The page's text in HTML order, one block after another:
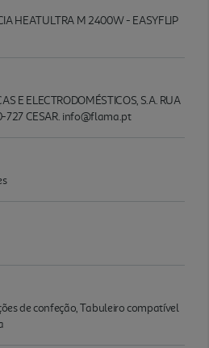
HEATULTRA M 2400W - EASYFLIP
E ELECTRODOMÉSTICOS, S.A. RUA
727 CESAR. info@flama.pt
de confeção, Tabuleiro compatível